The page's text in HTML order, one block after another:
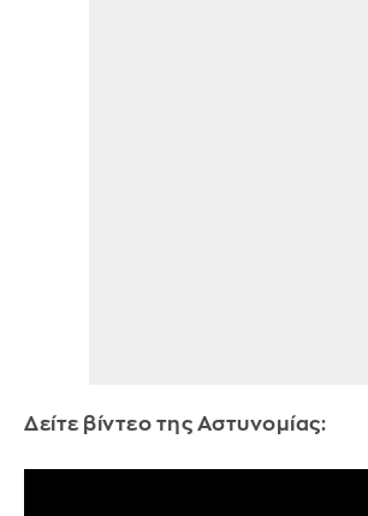
Δείτε βίντεο της Αστυνομίας: